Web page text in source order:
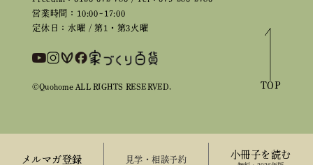
メルマガ登録 来場予約 小冊子を読む
営業時間：10:00~17:00
定休日：水曜 / 第1・第3火曜
©Quohome ALL RIGHTS RESERVED. TOP